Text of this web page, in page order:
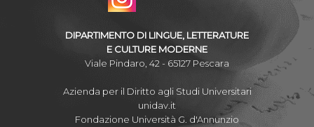
DIPARTIMENTO DI LINGUE, LETTERATURE
E CULTURE MODERNE
Viale Pindaro, 42 - 65127 Pescara
Azienda per il Diritto agli Studi Universitari
unidav.it
Fondazione Università G. d'Annunzio